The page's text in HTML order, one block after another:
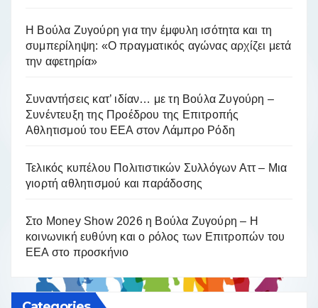
Η Βούλα Ζυγούρη για την έμφυλη ισότητα και τη
συμπερίληψη: «Ο πραγματικός αγώνας αρχίζει μετά
την αφετηρία»
Συναντήσεις κατ’ ιδίαν… με τη Βούλα Ζυγούρη –
Συνέντευξη της Προέδρου της Επιτροπής
Αθλητισμού του ΕΕΑ στον Λάμπρο Ρόδη
Τελικός κυπέλου Πολιτιστικών Συλλόγων Αττ – Μια
γιορτή αθλητισμού και παράδοσης
Στο Money Show 2026 η Βούλα Ζυγούρη – Η
κοινωνική ευθύνη και ο ρόλος των Επιτροπών του
ΕΕΑ στο προσκήνιο